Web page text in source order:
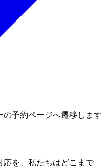
予約ページへ遷移します
応を、私たちはどこまで